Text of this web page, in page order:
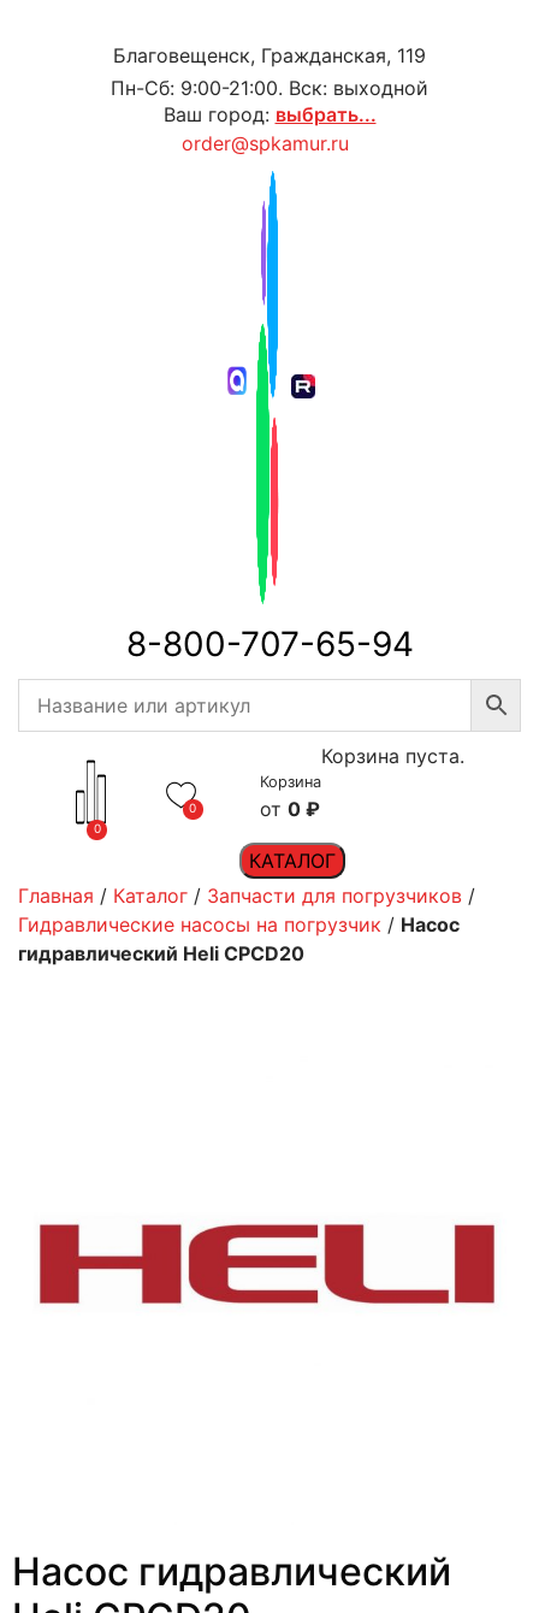
Благовещенск, Гражданская, 119
Пн-Сб: 9:00-21:00. Вск: выходной
Ваш город: выбрать...
order@spkamur.ru
8-800-707-65-94
0
0
Корзина
0 ₽
Корзина пуста.
КАТАЛОГ
Главная / Каталог / Запчасти для погрузчиков /
Гидравлические насосы на погрузчик / Насос
гидравлический Heli CPCD20
Насос гидравлический